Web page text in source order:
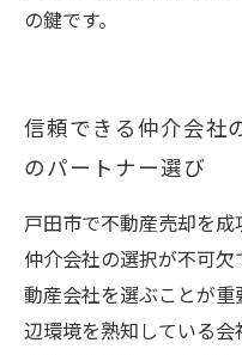
の鍵です。
信頼できる仲介会社
のパートナー選び
戸田市で不動産売却を
仲介会社の選択が不可欠
動産会社を選ぶことが重
辺環境を熟知している